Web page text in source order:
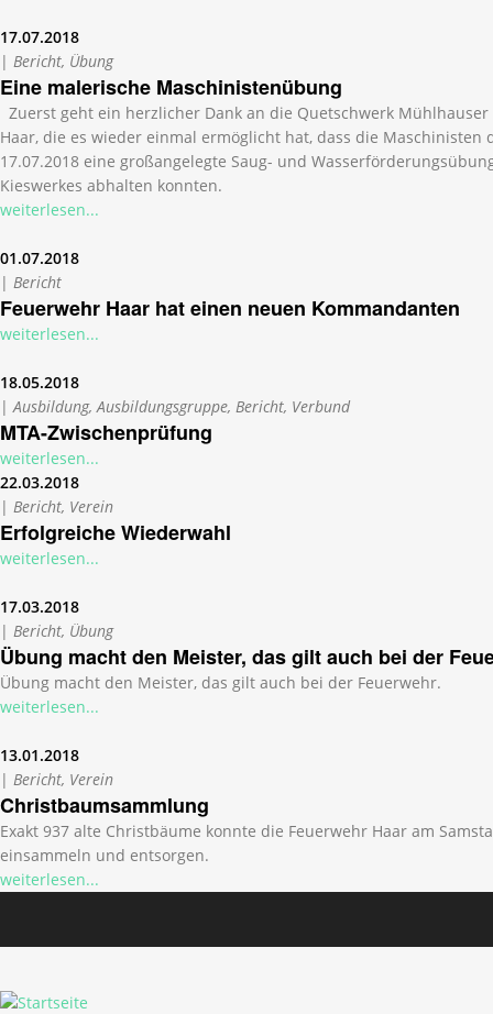
17.07.2018
| Bericht, Übung
Eine malerische Maschinistenübung
Zuerst geht ein herzlicher Dank an die Quetschwerk Mühlhauser
Haar, die es wieder einmal ermöglicht hat, dass die Maschinisten
17.07.2018 eine großangelegte Saug- und
Kieswerkes abhalten konnten.
weiterlesen...
01.07.2018
| Bericht
Feuerwehr Haar hat einen neuen Kommandanten
weiterlesen...
18.05.2018
| Ausbildung, Ausbildungsgruppe, Bericht, Verbund
MTA-Zwischenprüfung
weiterlesen...
22.03.2018
| Bericht, Verein
Erfolgreiche Wiederwahl
weiterlesen...
17.03.2018
| Bericht, Übung
Übung macht den Meister, das gilt auch bei der
Übung macht den Meister, das gilt auch bei der Feuerwehr.
weiterlesen...
13.01.2018
| Bericht, Verein
Christbaumsammlung
Exakt 937 alte Christbäume konnte die Feuerwehr Haar am
einsammeln und entsorgen.
weiterlesen...